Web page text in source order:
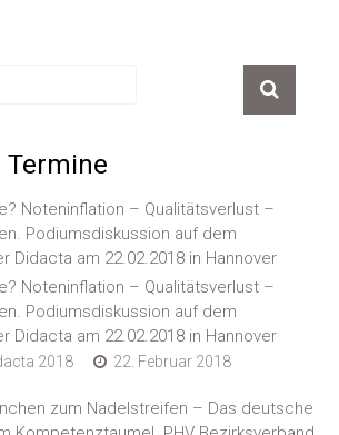
Termine
Noteninflation – Qualitätsverlust –
Podiumsdiskussion auf dem
Didacta am 22.02.2018 in Hannover
Noteninflation – Qualitätsverlust –
Podiumsdiskussion auf dem
Didacta am 22.02.2018 in Hannover
2018 22. Februar 2018
zum Nadelstreifen – Das deutsche